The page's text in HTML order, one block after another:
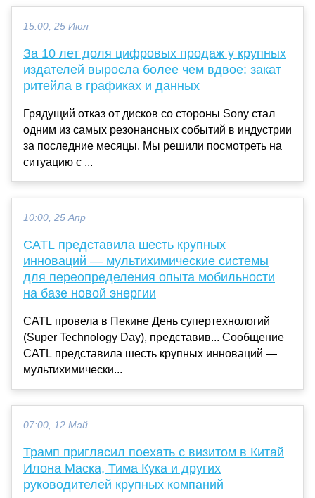
15:00, 25 Июл
За 10 лет доля цифровых продаж у крупных
издателей выросла более чем вдвое: закат
ритейла в графиках и данных
Грядущий отказ от дисков со стороны Sony стал
одним из самых резонансных событий в индустрии
за последние месяцы. Мы решили посмотреть на
ситуацию с ...
10:00, 25 Апр
CATL представила шесть крупных
инноваций — мультихимические системы
для переопределения опыта мобильности
на базе новой энергии
CATL провела в Пекине День супертехнологий
(Super Technology Day), представив... Сообщение
CATL представила шесть крупных инноваций —
мультихимически...
07:00, 12 Май
Трамп пригласил поехать с визитом в Китай
Илона Маска, Тима Кука и других
руководителей крупных компаний